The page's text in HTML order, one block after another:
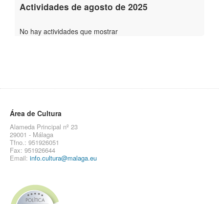
Actividades de agosto de 2025
No hay actividades que mostrar
Área de Cultura
Alameda Principal nº 23
29001 - Málaga
Tfno.: 951926051
Fax: 951926644
Email: info.cultura@malaga.eu